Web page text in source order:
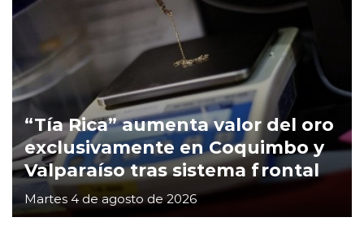
“Tía Rica” aumenta valor del oro
exclusivamente en Coquimbo y
Valparaíso tras sistema frontal
Martes 4 de agosto de 2026